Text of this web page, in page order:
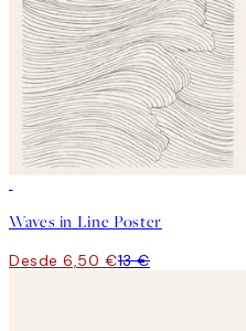
Waves in Line Poster
Desde 6,50 €13 €